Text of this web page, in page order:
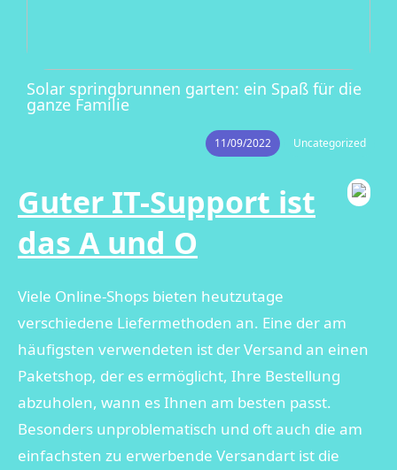
Solar springbrunnen garten: ein Spaß für die
ganze Familie
11/09/2022 Uncategorized
Guter IT-Support ist
das A und O
Viele Online-Shops bieten heutzutage
verschiedene Liefermethoden an. Eine der am
häufigsten verwendeten ist der Versand an einen
Paketshop, der es ermöglicht, Ihre Bestellung
abzuholen, wann es Ihnen am besten passt.
Besonders unproblematisch und oft auch die am
einfachsten zu erwerbende Versandart ist die